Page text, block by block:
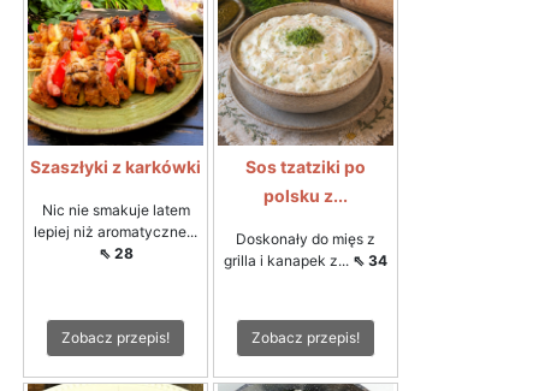
Szaszłyki z karkówki
Nic nie smakuje latem
lepiej niż aromatyczne...
⇖ 28
Zobacz przepis!
Sos tzatziki po
polsku z...
Doskonały do mięs z
grilla i kanapek z... ⇖ 34
Zobacz przepis!